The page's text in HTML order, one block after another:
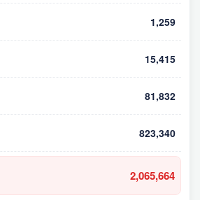
1,259
15,415
81,832
823,340
2,065,664